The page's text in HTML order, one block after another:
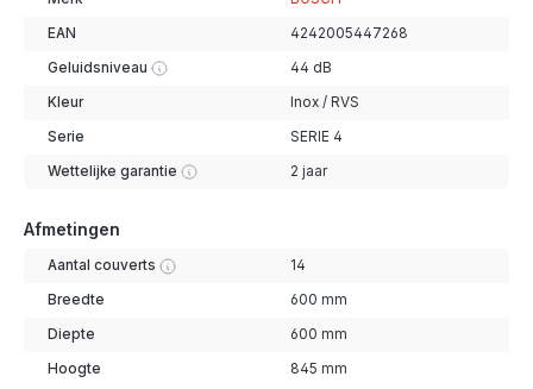
EAN 4242005447268
Geluidsniveau 44 dB
Kleur Inox / RVS
Serie SERIE 4
Wettelijke garantie 2 jaar
Afmetingen
Aantal couverts 14
Breedte 600 mm
Diepte 600 mm
Hoogte 845 mm